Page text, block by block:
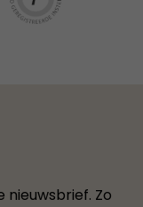
nieuwsbrief. Zo